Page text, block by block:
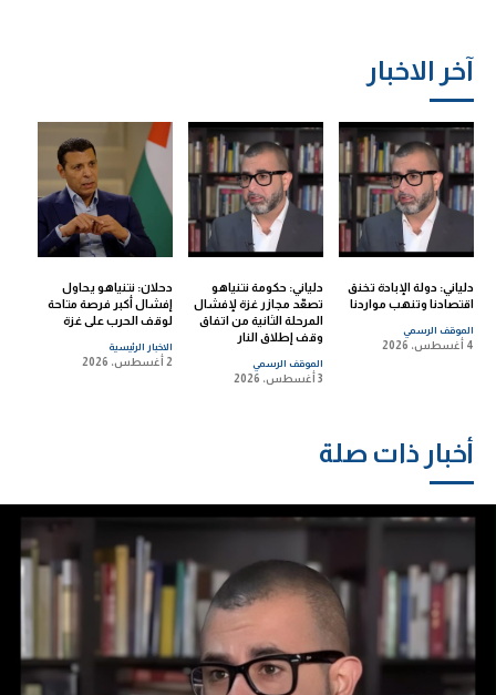
آخر الاخبار
دلياني: دولة الإبادة تخنق
اقتصادنا وتنهب مواردنا
الموقف الرسمي
4 أغسطس، 2026
دلياني: حكومة نتنياهو
تصعّد مجازر غزة لإفشال
المرحلة الثانية من اتفاق
وقف إطلاق النار
الموقف الرسمي
3 أغسطس، 2026
دحلان: نتنياهو يحاول
إفشال أكبر فرصة متاحة
لوقف الحرب على غزة
الاخبار الرئيسية
2 أغسطس، 2026
أخبار ذات صلة